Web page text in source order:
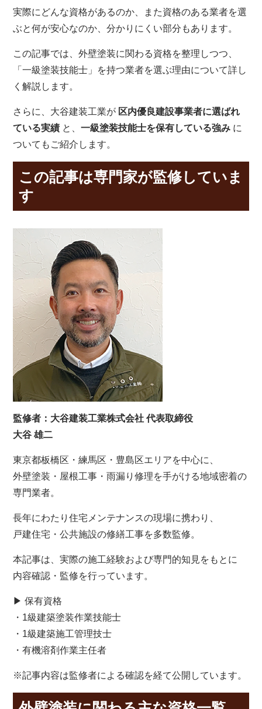
実際にどんな資格があるのか、また資格のある業者を選
ぶと何が安心なのか、分かりにくい部分もあります。
この記事では、外壁塗装に関わる資格を整理しつつ、
「一級塗装技能士」を持つ業者を選ぶ理由について詳し
く解説します。
さらに、大谷建装工業が 区内優良建設事業者に選ばれ
ている実績 と、一級塗装技能士を保有している強み に
ついてもご紹介します。
この記事は専門家が監修していま
す
監修者：大谷建装工業株式会社 代表取締役
大谷 雄二
東京都板橋区・練馬区・豊島区エリアを中心に、
外壁塗装・屋根工事・雨漏り修理を手がける地域密着の
専門業者。
長年にわたり住宅メンテナンスの現場に携わり、
戸建住宅・公共施設の修繕工事を多数監修。
本記事は、実際の施工経験および専門的知見をもとに
内容確認・監修を行っています。
▶ 保有資格
・1級建築塗装作業技能士
・1級建築施工管理技士
・有機溶剤作業主任者
※記事内容は監修者による確認を経て公開しています。